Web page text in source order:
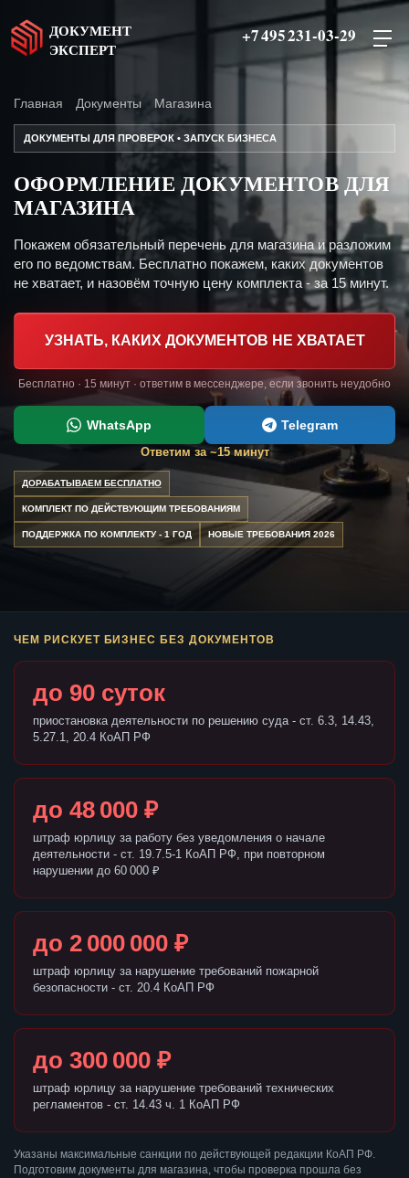
ДОКУМЕНТ
ЭКСПЕРТ
+7 495 231-03-29
Главная Документы Магазина
ДОКУМЕНТЫ ДЛЯ ПРОВЕРОК • ЗАПУСК БИЗНЕСА
ОФОРМЛЕНИЕ ДОКУМЕНТОВ ДЛЯ
МАГАЗИНА
Покажем обязательный перечень для магазина и разложим
его по ведомствам. Бесплатно покажем, каких документов
не хватает, и назовём точную цену комплекта - за 15 минут.
УЗНАТЬ, КАКИХ ДОКУМЕНТОВ НЕ ХВАТАЕТ
Бесплатно · 15 минут · ответим в мессенджере, если звонить неудобно
WhatsApp Telegram
Ответим за ~15 минут
ДОРАБАТЫВАЕМ БЕСПЛАТНО
КОМПЛЕКТ ПО ДЕЙСТВУЮЩИМ ТРЕБОВАНИЯМ
ПОДДЕРЖКА ПО КОМПЛЕКТУ - 1 ГОД НОВЫЕ ТРЕБОВАНИЯ 2026
ЧЕМ РИСКУЕТ БИЗНЕС БЕЗ ДОКУМЕНТОВ
до 90 суток
приостановка деятельности по решению суда - ст. 6.3, 14.43,
5.27.1, 20.4 КоАП РФ
до 48 000 ₽
штраф юрлицу за работу без уведомления о начале
деятельности - ст. 19.7.5-1 КоАП РФ, при повторном
нарушении до 60 000 ₽
до 2 000 000 ₽
штраф юрлицу за нарушение требований пожарной
безопасности - ст. 20.4 КоАП РФ
до 300 000 ₽
штраф юрлицу за нарушение требований технических
регламентов - ст. 14.43 ч. 1 КоАП РФ
Указаны максимальные санкции по действующей редакции КоАП РФ.
Подготовим документы для магазина, чтобы проверка прошла без